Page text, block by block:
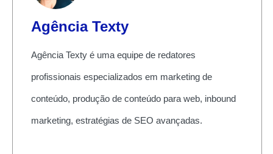
Agência Texty
Agência Texty é uma equipe de redatores
profissionais especializados em marketing de
conteúdo, produção de conteúdo para web, inbound
marketing, estratégias de SEO avançadas.